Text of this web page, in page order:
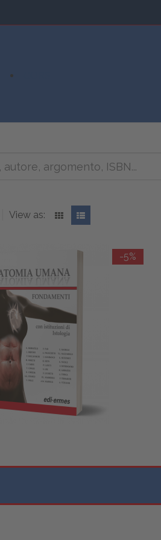
View as:
-5%